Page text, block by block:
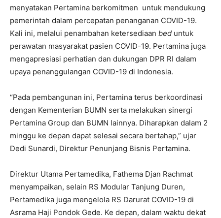
menyatakan Pertamina berkomitmen untuk mendukung
pemerintah dalam percepatan penanganan COVID-19.
Kali ini, melalui penambahan ketersediaan bed untuk
perawatan masyarakat pasien COVID-19. Pertamina juga
mengapresiasi perhatian dan dukungan DPR RI dalam
upaya penanggulangan COVID-19 di Indonesia.
“Pada pembangunan ini, Pertamina terus berkoordinasi
dengan Kementerian BUMN serta melakukan sinergi
Pertamina Group dan BUMN lainnya. Diharapkan dalam 2
minggu ke depan dapat selesai secara bertahap,” ujar
Dedi Sunardi, Direktur Penunjang Bisnis Pertamina.
Direktur Utama Pertamedika, Fathema Djan Rachmat
menyampaikan, selain RS Modular Tanjung Duren,
Pertamedika juga mengelola RS Darurat COVID-19 di
Asrama Haji Pondok Gede. Ke depan, dalam waktu dekat